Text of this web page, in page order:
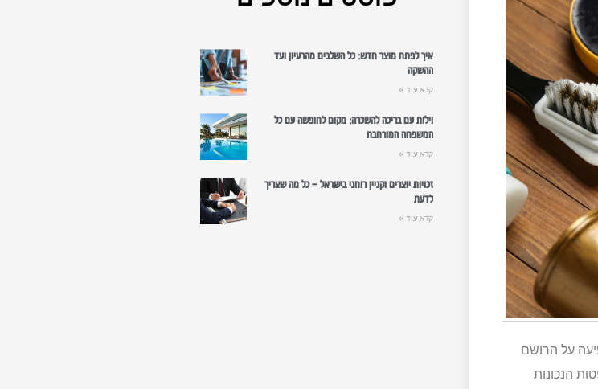
על הרושם
הנכונות
איך לפתח מוצר חדש: כל השלבים מהרעיון ועד
ההשקה
קרא עוד »
וילות עם בריכה להשכרה: מקום לחופשה עם כל
המשפחה המורחבת
קרא עוד »
זכויות יוצרים וקניין רוחני בישראל – כל מה שצריך
לדעת
קרא עוד »